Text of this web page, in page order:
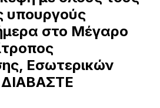
υπουργούς
στο Μέγαρο
Εσωτερικών